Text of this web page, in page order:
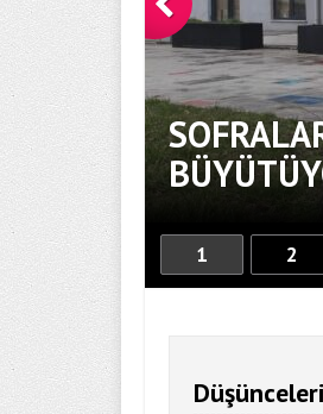
1 2